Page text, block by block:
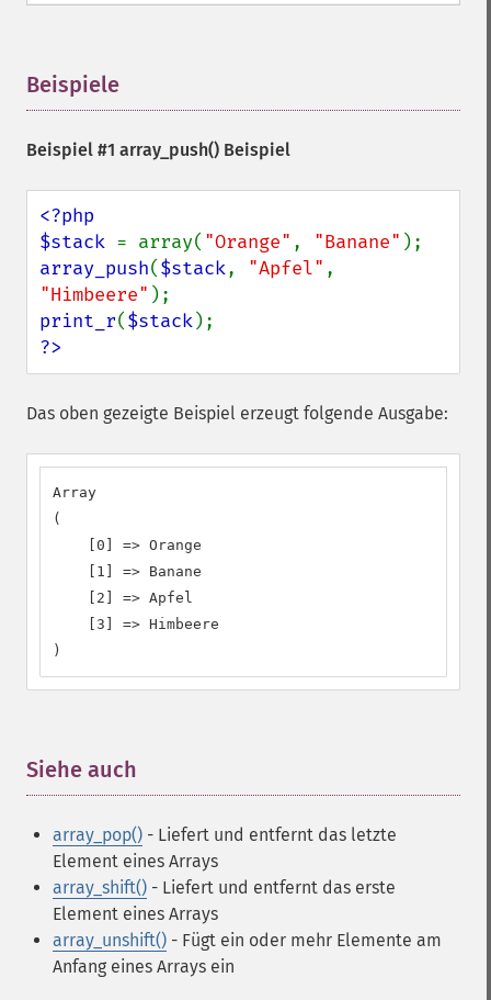
Beispiele
Beispiel #1 array_push() Beispiel
<?php
$stack = array( "Orange" , "Banane"
array_push($stack, "Apfel"
"Himbeere"
print_r($stack
?>
Das oben gezeigte Beispiel erzeugt folgende Ausgabe:
Array
(
    [0] => Orange
    [1] => Banane
    [2] => Apfel
    [3] => Himbeere
)
Siehe auch
array_pop() - Liefert und entfernt das letzte
Element eines Arrays
array_shift() - Liefert und entfernt das erste
Element eines Arrays
array_unshift() - Fügt ein oder mehr Elemente am
Anfang eines Arrays ein